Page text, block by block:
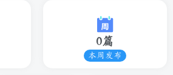
0篇
本周发布